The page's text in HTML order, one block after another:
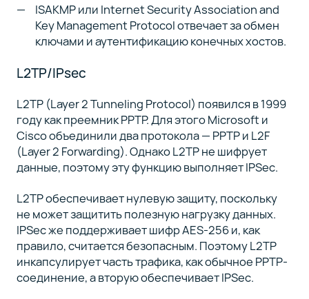
ISAKMP или Internet Security Association and
Key Management Protocol отвечает за обмен
ключами и аутентификацию конечных хостов.
L2TP/IPsec
L2TP (Layer 2 Tunneling Protocol) появился в 1999
году как преемник PPTP. Для этого Microsoft и
Cisco объединили два протокола — PPTP и L2F
(Layer 2 Forwarding). Однако L2TP не шифрует
данные, поэтому эту функцию выполняет IPSec.
L2TP обеспечивает нулевую защиту, поскольку
не может защитить полезную нагрузку данных.
IPSec же поддерживает шифр AES-256 и, как
правило, считается безопасным. Поэтому L2TP
инкапсулирует часть трафика, как обычное PPTP-
соединение, а вторую обеспечивает IPSec.